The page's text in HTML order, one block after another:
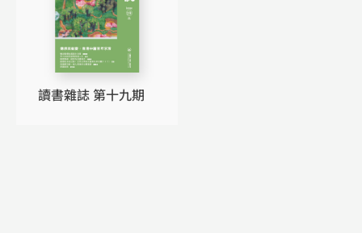
讀書雜誌 第十九期